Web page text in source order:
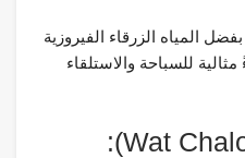
المياه الزرقاء الفيروزية
للسباحة والاستلقاء